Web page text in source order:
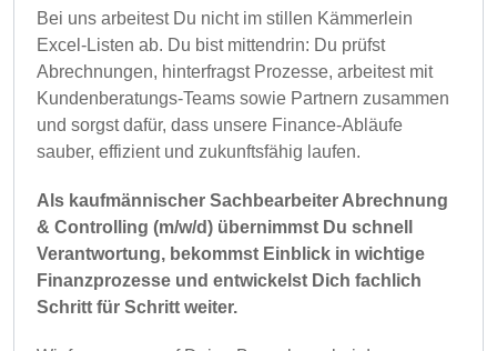
Bei uns arbeitest Du nicht im stillen Kämmerlein
Excel-Listen ab. Du bist mittendrin: Du prüfst
Abrechnungen, hinterfragst Prozesse, arbeitest mit
Kundenberatungs-Teams sowie Partnern zusammen
und sorgst dafür, dass unsere Finance-Abläufe
sauber, effizient und zukunftsfähig laufen.
Als kaufmännischer Sachbearbeiter Abrechnung
& Controlling (m/w/d) übernimmst Du schnell
Verantwortung, bekommst Einblick in wichtige
Finanzprozesse und entwickelst Dich fachlich
Schritt für Schritt weiter.